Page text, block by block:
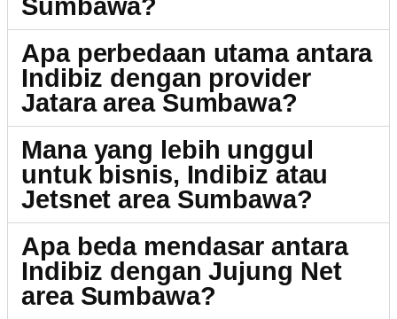
Sumbawa?
Apa perbedaan utama antara
Indibiz dengan provider
Jatara area Sumbawa?
Mana yang lebih unggul
untuk bisnis, Indibiz atau
Jetsnet area Sumbawa?
Apa beda mendasar antara
Indibiz dengan Jujung Net
area Sumbawa?